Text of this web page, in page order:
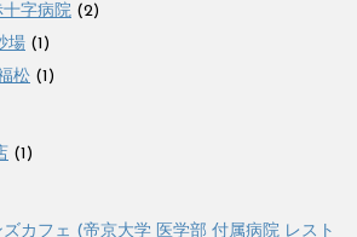
字病院 (2)
場 (1)
松 (1)
(1)
ズカフェ (帝京大学 医学部 付属病院 レスト